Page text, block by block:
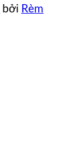
bởi Rèm